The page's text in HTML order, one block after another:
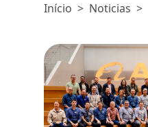
Início > Noticias >